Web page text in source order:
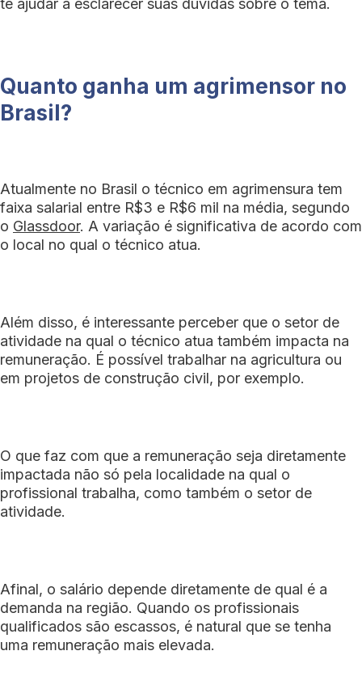
te ajudar a esclarecer suas dúvidas sobre o tema.
Quanto ganha um agrimensor no
Brasil?
Atualmente no Brasil o técnico em agrimensura tem
faixa salarial entre R$3 e R$6 mil na média, segundo
o Glassdoor. A variação é significativa de acordo com
o local no qual o técnico atua.
Além disso, é interessante perceber que o setor de
atividade na qual o técnico atua também impacta na
remuneração. É possível trabalhar na agricultura ou
em projetos de construção civil, por exemplo.
O que faz com que a remuneração seja diretamente
impactada não só pela localidade na qual o
profissional trabalha, como também o setor de
atividade.
Afinal, o salário depende diretamente de qual é a
demanda na região. Quando os profissionais
qualificados são escassos, é natural que se tenha
uma remuneração mais elevada.